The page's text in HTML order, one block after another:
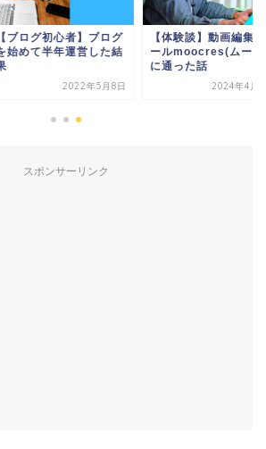
【体験談】動画編集スク
ールmoocres(ムークリ)
に通った話
2024年4月24日
なぜ町のゲームショ
プ・ファミコンショ
は衰退したのか？
2022年7
スポンサーリンク